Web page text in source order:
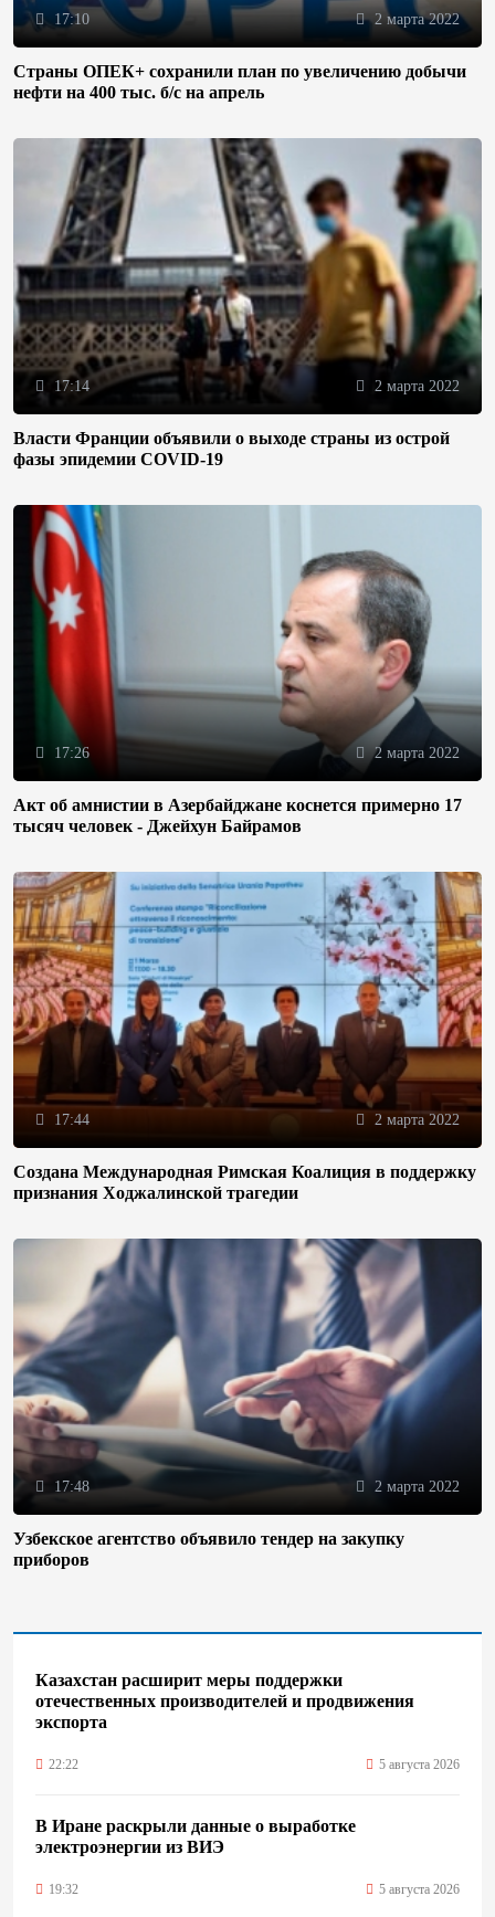
17:10 2 марта 2022
Страны ОПЕК+ сохранили план по увеличению добычи
нефти на 400 тыс. б/с на апрель
17:14 2 марта 2022
Власти Франции объявили о выходе страны из острой
фазы эпидемии COVID-19
17:26 2 марта 2022
Акт об амнистии в Азербайджане коснется примерно 17
тысяч человек - Джейхун Байрамов
17:44 2 марта 2022
Создана Международная Римская Коалиция в поддержку
признания Ходжалинской трагедии
17:48 2 марта 2022
Узбекское агентство объявило тендер на закупку
приборов
Казахстан расширит меры поддержки
отечественных производителей и продвижения
экспорта
22:22 5 августа 2026
В Иране раскрыли данные о выработке
электроэнергии из ВИЭ
19:32 5 августа 2026